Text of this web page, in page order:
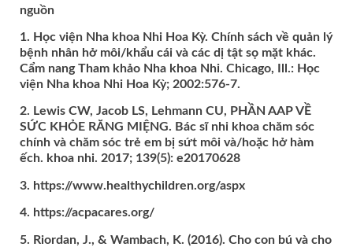
nguồn
1. Học viện Nha khoa Nhi Hoa Kỳ. Chính sách về quản lý
bệnh nhân hở môi/khẩu cái và các dị tật sọ mặt khác.
Cẩm nang Tham khảo Nha khoa Nhi. Chicago, Ill.: Học
viện Nha khoa Nhi Hoa Kỳ; 2002:576-7.
2. Lewis CW, Jacob LS, Lehmann CU, PHẦN AAP VỀ
SỨC KHỎE RĂNG MIỆNG. Bác sĩ nhi khoa chăm sóc
chính và chăm sóc trẻ em bị sứt môi và/hoặc hở hàm
ếch. khoa nhi. 2017; 139(5): e20170628
3. https://www.healthychildren.org/aspx
4. https://acpacares.org/
5. Riordan, J., & Wambach, K. (2016). Cho con bú và cho